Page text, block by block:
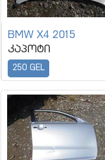
BMW X4 2015
კაპოტი
250 GEL